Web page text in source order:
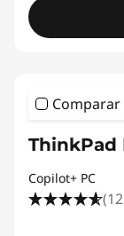
Comparar
ThinkPad
Copilot+ PC